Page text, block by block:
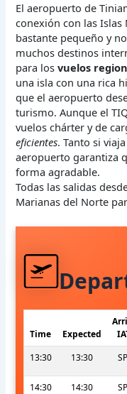
El aeropuerto de
conexión con las Islas
bastante pequeño y
muchos destinos
para losvuelos
una isla con una rica
que el aeropuerto
turismo. Aunque el
vuelos chárter y de
eficientes. Tanto si
aeropuerto garantiza
forma agradable.
Todas las salidas
Marianas del Norte
Time Expected
13:30
13:30
14:30 14:30